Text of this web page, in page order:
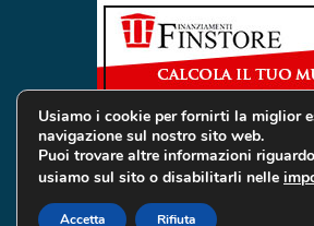
© 2019 Global Services Immobiliari | All
Privacy e Cookie
Usiamo i cookie per fornirti la miglior
navigazione sul nostro sito web.
Puoi trovare altre informazioni
usiamo sul sito o disabilitarli nelle
Accetta Rifiuta